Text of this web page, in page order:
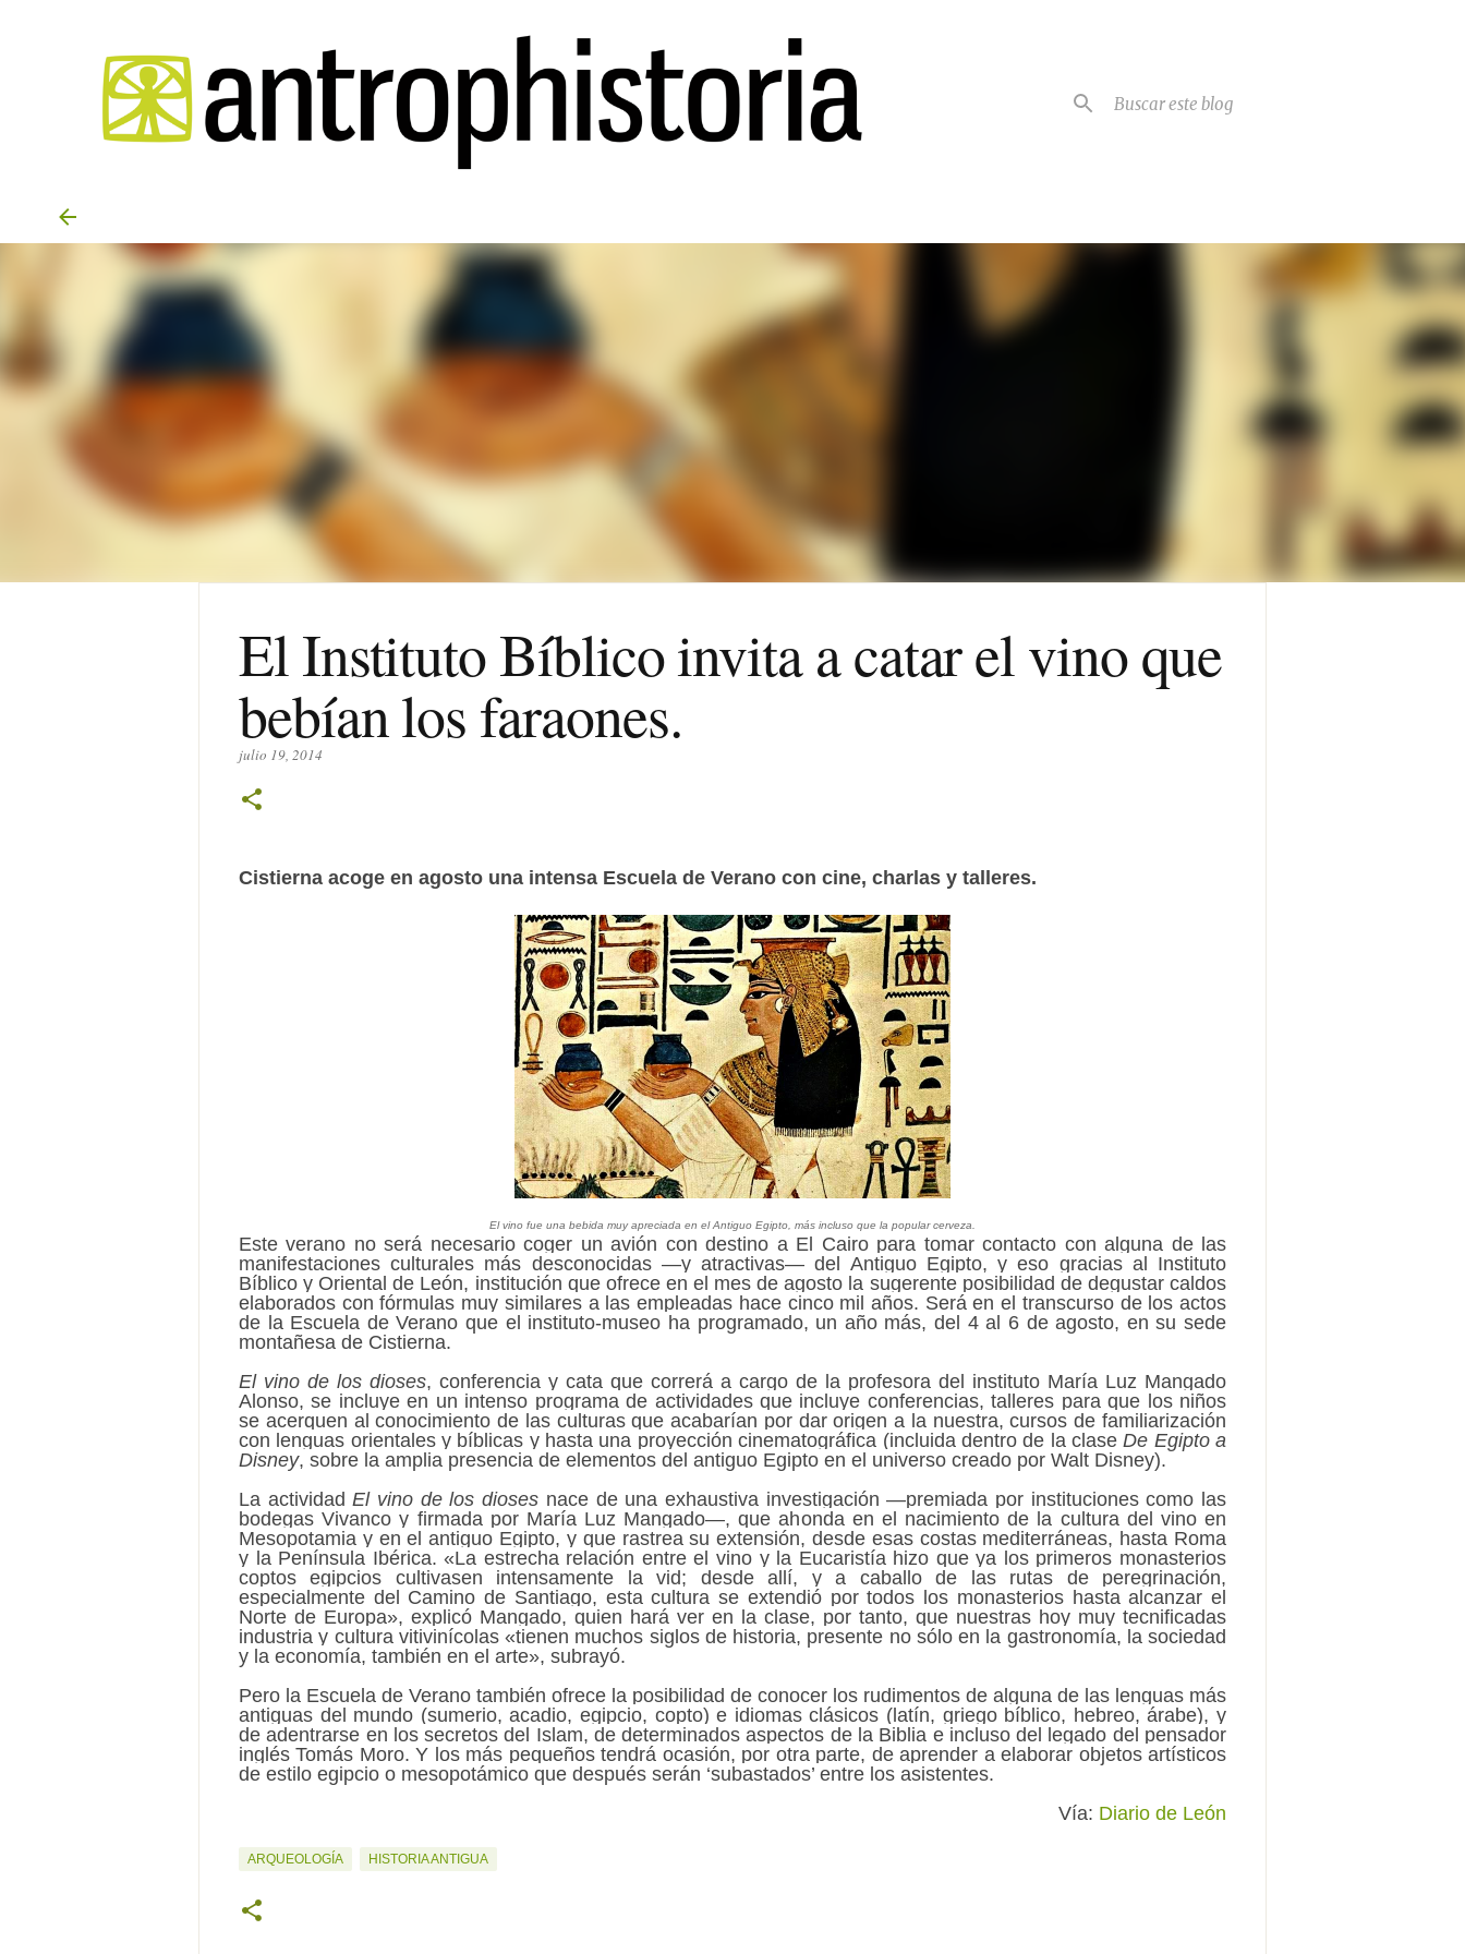
El Instituto Bíblico invita a catar el vino que
bebían los faraones.
julio 19, 2014
Cistierna acoge en agosto una intensa Escuela de Verano con cine, charlas y talleres.
El vino fue una bebida muy apreciada en el Antiguo Egipto, más incluso que la popular cerveza.
Este verano no será necesario coger un avión con destino a El Cairo para tomar contacto con alguna de las
manifestaciones culturales más desconocidas —y atractivas— del Antiguo Egipto, y eso gracias al Instituto
Bíblico y Oriental de León, institución que ofrece en el mes de agosto la sugerente posibilidad de degustar caldos
elaborados con fórmulas muy similares a las empleadas hace cinco mil años. Será en el transcurso de los actos
de la Escuela de Verano que el instituto-museo ha programado, un año más, del 4 al 6 de agosto, en su sede
montañesa de Cistierna.
El vino de los dioses, conferencia y cata que correrá a cargo de la profesora del instituto María Luz Mangado
Alonso, se incluye en un intenso programa de actividades que incluye conferencias, talleres para que los niños
se acerquen al conocimiento de las culturas que acabarían por dar origen a la nuestra, cursos de familiarización
con lenguas orientales y bíblicas y hasta una proyección cinematográfica (incluida dentro de la claseDe Egipto a
Disney, sobre la amplia presencia de elementos del antiguo Egipto en el universo creado por Walt Disney).
La actividadEl vino de los dioses nace de una exhaustiva investigación —premiada por instituciones como las
bodegas Vivanco y firmada por María Luz Mangado—, que ahonda en el nacimiento de la cultura del vino en
Mesopotamia y en el antiguo Egipto, y que rastrea su extensión, desde esas costas mediterráneas, hasta Roma
y la Península Ibérica. «La estrecha relación entre el vino y la Eucaristía hizo que ya los primeros monasterios
coptos egipcios cultivasen intensamente la vid; desde allí, y a caballo de las rutas de peregrinación,
especialmente del Camino de Santiago, esta cultura se extendió por todos los monasterios hasta alcanzar el
Norte de Europa», explicó Mangado, quien hará ver en la clase, por tanto, que nuestras hoy muy tecnificadas
industria y cultura vitivinícolas «tienen muchos siglos de historia, presente no sólo en la gastronomía, la sociedad
y la economía, también en el arte», subrayó.
Pero la Escuela de Verano también ofrece la posibilidad de conocer los rudimentos de alguna de las lenguas más
antiguas del mundo (sumerio, acadio, egipcio, copto) e idiomas clásicos (latín, griego bíblico, hebreo, árabe), y
de adentrarse en los secretos del Islam, de determinados aspectos de la Biblia e incluso del legado del pensador
inglés Tomás Moro. Y los más pequeños tendrá ocasión, por otra parte, de aprender a elaborar objetos artísticos
de estilo egipcio o mesopotámico que después serán ‘subastados’ entre los asistentes.
Vía: Diario de León
ARQUEOLOGÍA HISTORIA ANTIGUA